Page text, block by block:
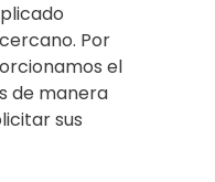
Por
el
de manera
sus